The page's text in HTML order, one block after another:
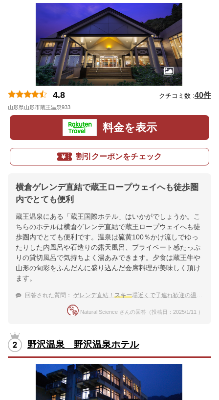
4.8 クチコミ数 :40件
山形県山形市蔵王温泉933
料金を表示
割引クーポンをチェック
横倉ゲレンデ直結で蔵王ロープウェイへも徒歩圏
内でとても便利
蔵王温泉にある「蔵王国際ホテル」はいかがでしょうか。こ
ちらのホテルは横倉ゲレンデ直結で蔵王ロープウェイへも徒
歩圏内でとても便利です。温泉は硫黄100％かけ流しでゆっ
たりした内風呂や石造りの露天風呂、プライベート感たっぷ
りの貸切風呂で気持ちよく湯あみできます。夕食は蔵王牛や
山形の旬彩をふんだんに盛り込んだ会席料理が美味しく頂け
ます。
回答された質問： ゲレンデ直結！ スキー場近くで子連れ歓迎の温泉宿
Natural Science さんの回答（投稿日：2025/1/11 ）
野沢温泉 野沢温泉ホテル